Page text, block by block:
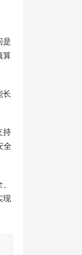
是
算
长
持
全
现